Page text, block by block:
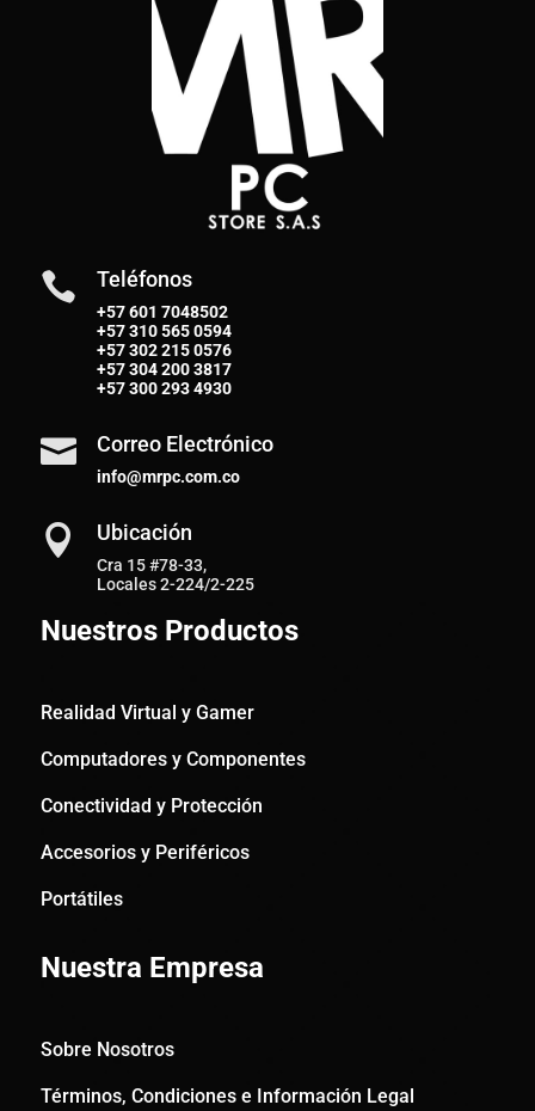
 Teléfonos
+57 601 7048502
+57310 565 0594
+57302 215 0576
+57304 200 3817
+57300 293 4930
 Correo Electrónico
info@mrpc.com.co
 Ubicación
Cra 15 #78-33,
Locales 2-224/2-225
Nuestros Productos
Realidad Virtual y Gamer
Computadores y Componentes
Conectividad y Protección
Accesorios y Periféricos
Portátiles
Nuestra Empresa
Sobre Nosotros
Términos, Condiciones e Información Legal